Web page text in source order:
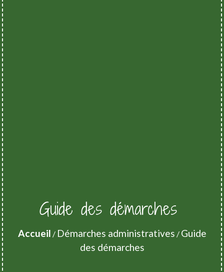
Guide des démarches
Accueil / Démarches administratives / Guide
des démarches